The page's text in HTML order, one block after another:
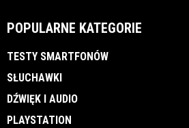
POPULARNE KATEGORIE
TESTY SMARTFONÓW
SŁUCHAWKI
DŹWIĘK I AUDIO
PLAYSTATION